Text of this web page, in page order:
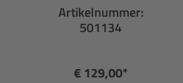
Artikelnummer:
501134
€ 129,00*